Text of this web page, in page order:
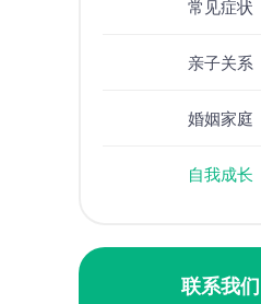
常见症状
亲子关系
婚姻家庭
自我成长
联系我们